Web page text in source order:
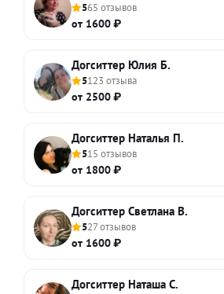
565 отзывов
от 1600 ₽
Догситтер Юлия Б.
5123 отзыва
от 2500 ₽
Догситтер Наталья П.
515 отзывов
от 1800 ₽
Догситтер Светлана В.
527 отзывов
от 1600 ₽
Догситтер Наташа С.